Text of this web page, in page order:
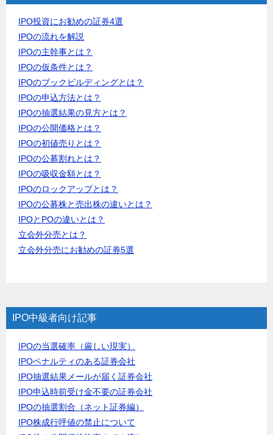
IPO投資にお勧めの証券4選
IPOの流れを解説
IPOの主幹事とは？
IPOの仮条件とは？
IPOのブックビルディングとは？
IPOの申込方法とは？
IPOの抽選結果の見方とは？
IPOの公開価格とは？
IPOの初値売りとは？
IPOの公募割れとは？
IPOの吸収金額とは？
IPOのロックアップとは？
IPOの公募株と売出株の違いとは？
IPOとPOの違いとは？
立会外分売とは？
立会外分売にお勧めの証券5選
IPO中級者向け記事
IPOの当選確率（厳しい現実）
IPOペナルティのある証券会社
IPO抽選結果メールが届く証券会社
IPO申込時前受け金不要の証券会社
IPOの抽選割合（ネット証券編）
IPO株成行呼値の禁止について